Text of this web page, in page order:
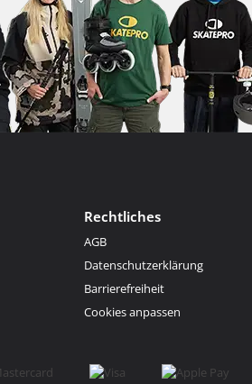
Rechtliches
AGB
Datenschutzerklärung
Barrierefreiheit
Cookies anpassen